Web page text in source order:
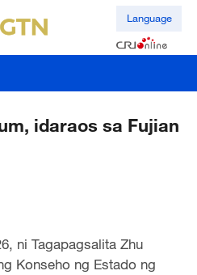
Language
idaraos sa Fujian
ni Tagapagsalita Zhu
Konseho ng Estado ng